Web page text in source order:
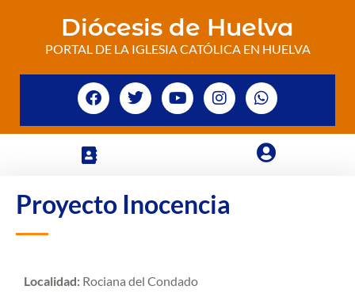
Diócesis de Huelva
PORTAL DE LA IGLESIA CATÓLICA EN HUELVA
Proyecto Inocencia
Localidad: Rociana del Condado